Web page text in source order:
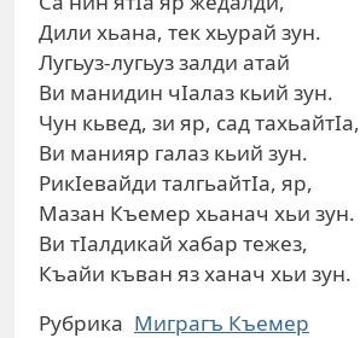
Дили хьана, тек хьурай зун.
Лугьуз-лугьуз залди атай
Ви манидин чIалаз кьий зун.
Чун кьвед, зи яр, сад тахьайтIа,
Ви манияр галаз кьий зун.
РикIевайди талгьайтIа, яр,
Мазан Къемер хьанач хьи зун.
Ви тIалдикай хабар тежез,
Къайи къван яз ханач хьи зун.
Рубрика Миграгъ Къемер